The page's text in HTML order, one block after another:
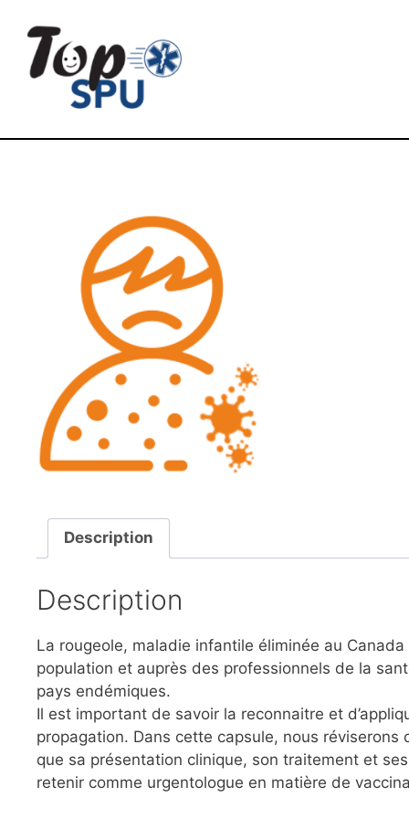
Description
Description
La rougeole, maladie infantile éliminée au
population et auprès des professionnels de la
pays endémiques.
Il est important de savoir la reconnaitre et
propagation. Dans cette capsule, nous
que sa présentation clinique, son traitement et
retenir comme urgentologue en matière de